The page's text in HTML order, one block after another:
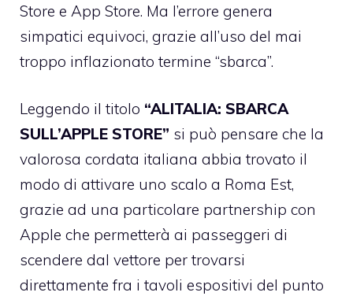
Store e App Store. Ma l’errore genera
simpatici equivoci, grazie all’uso del mai
troppo inflazionato termine “sbarca”.
Leggendo il titolo “ALITALIA: SBARCA
SULL’APPLE STORE” si può pensare che la
valorosa cordata italiana abbia trovato il
modo di attivare uno scalo a Roma Est,
grazie ad una particolare partnership con
Apple che permetterà ai passeggeri di
scendere dal vettore per trovarsi
direttamente fra i tavoli espositivi del punto